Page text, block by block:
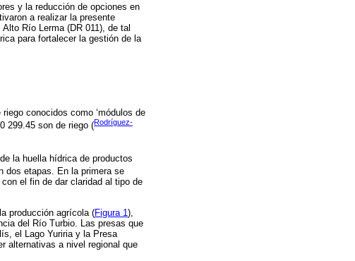
y la reducción de opciones en
a realizar la presente
Río Lerma (DR 011), de tal
para fortalecer la gestión de la
conocidos como ‘módulos de
299.45 son de riego (Rodríguez-
la huella hídrica de productos
dos etapas. En la primera se
el fin de dar claridad al tipo de
producción agrícola (Figura 1),
del Río Turbio. Las presas que
el Lago Yuriria y la Presa
alternativas a nivel regional que